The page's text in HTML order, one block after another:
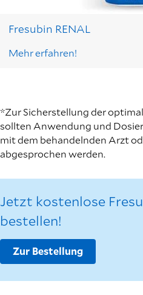
Fresubin RENAL
Mehr erfahren!
*Zur Sicherstellung der
sollten Anwendung und
mit dem behandelnden Arzt
abgesprochen werden.
Jetzt kostenlose
bestellen!
Zur Bestellung